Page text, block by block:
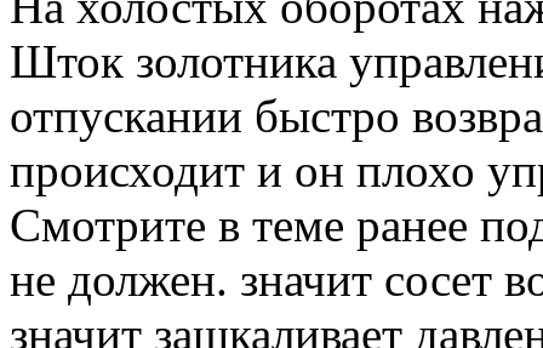
Шток золотника
отпускании быстро
происходит и он плохо
Смотрите в теме ранее
не должен. значит сосет
значит зашкаливает